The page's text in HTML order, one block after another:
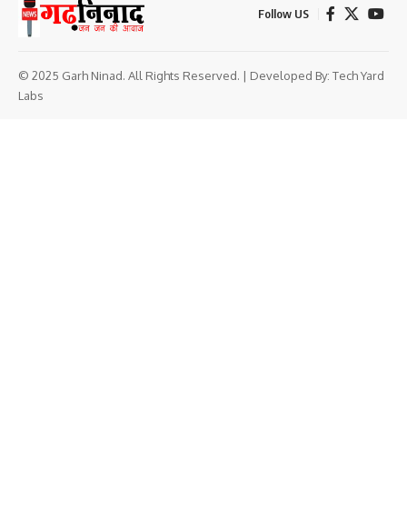
Follow US
© 2025 Garh Ninad. All Rights Reserved. | Developed By: Tech Yard
Labs